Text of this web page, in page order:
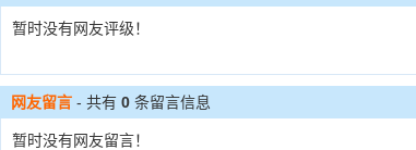
暂时没有网友评级！
网友留言 - 共有 0 条留言信息
暂时没有网友留言！